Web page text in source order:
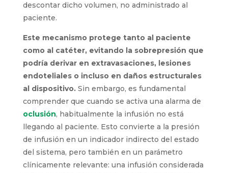
descontar dicho volumen, no administrado al
paciente.
Este mecanismo protege tanto al paciente
como al catéter, evitando la sobrepresión que
podría derivar en extravasaciones, lesiones
endoteliales o incluso en daños estructurales
al dispositivo. Sin embargo, es fundamental
comprender que cuando se activa una alarma de
oclusión, habitualmente la infusión no está
llegando al paciente. Esto convierte a la presión
de infusión en un indicador indirecto del estado
del sistema, pero también en un parámetro
clínicamente relevante: una infusión considerada